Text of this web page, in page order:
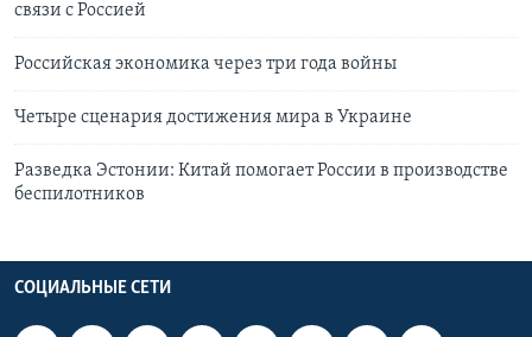
связи с Россией
Российская экономика через три года войны
Четыре сценария достижения мира в Украине
Разведка Эстонии: Китай помогает России в производстве
беспилотников
СОЦИАЛЬНЫЕ СЕТИ